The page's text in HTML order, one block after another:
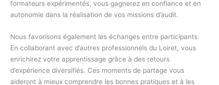
formateurs expérimentés, vous gagnerez en confiance et en
autonomie dans la réalisation de vos missions d’audit.
Nous favorisons également les échanges entre participants.
En collaborant avec d’autres professionnels du Loiret, vous
enrichirez votre apprentissage grâce à des retours
d’expérience diversifiés. Ces moments de partage vous
aideront à mieux comprendre les bonnes pratiques et à les